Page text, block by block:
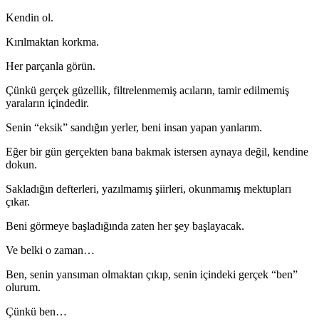
Kendin ol.
Kırılmaktan korkma.
Her parçanla görün.
Çünkü gerçek güzellik, filtrelenmemiş acıların, tamir edilmemiş
yaraların içindedir.
Senin “eksik” sandığın yerler, beni insan yapan yanlarım.
Eğer bir gün gerçekten bana bakmak istersen aynaya değil, kendine
dokun.
Sakladığın defterleri, yazılmamış şiirleri, okunmamış mektupları
çıkar.
Beni görmeye başladığında zaten her şey başlayacak.
Ve belki o zaman…
Ben, senin yansıman olmaktan çıkıp, senin içindeki gerçek “ben”
olurum.
Çünkü ben…